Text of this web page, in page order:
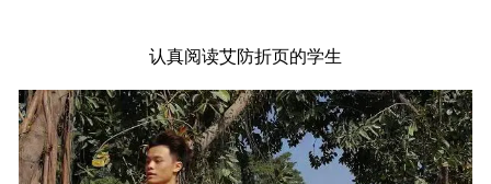
认真阅读艾防折页的学生